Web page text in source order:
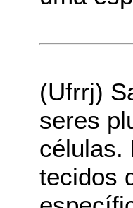
(Ufrrj)
seres
células.
tecidos